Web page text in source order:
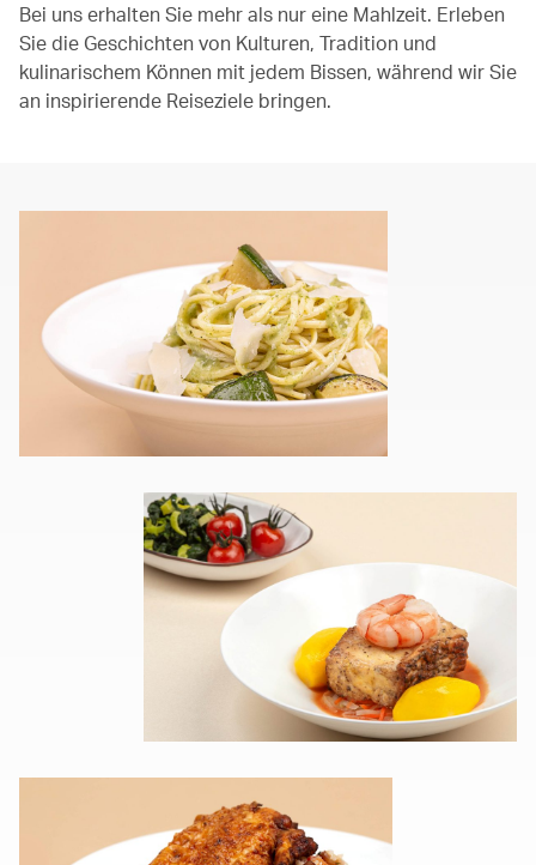
Bei uns erhalten Sie mehr als nur eine Mahlzeit. Erleben
Sie die Geschichten von Kulturen, Tradition und
kulinarischem Können mit jedem Bissen, während wir Sie
an inspirierende Reiseziele bringen.